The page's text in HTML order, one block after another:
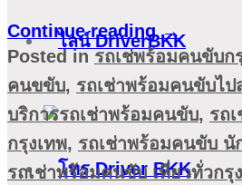
Continue reading→
Posted in รถเช่พร้อมคนขับก
คนขขับ, รถเช่าพร้อมคนขับไ
บริการรถเช่าพร้อมคนขับ, รถ
กรุงเทพ, รถเช่าพร้อมคนขับ นั
รถเช่าพร้อมคนขับ เที่ยวทั่วกรุ